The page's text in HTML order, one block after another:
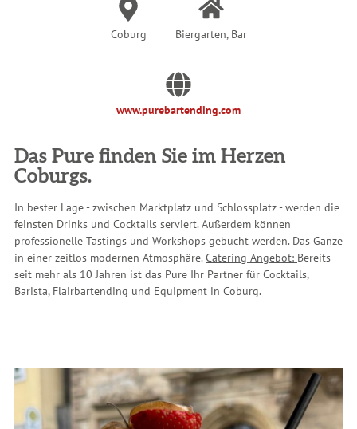
Coburg Biergarten, Bar
www.purebartending.com
Das Pure finden Sie im Herzen
Coburgs.
In bester Lage - zwischen Marktplatz und Schlossplatz - werden die
feinsten Drinks und Cocktails serviert. Außerdem können
professionelle Tastings und Workshops gebucht werden. Das Ganze
in einer zeitlos modernen Atmosphäre.Catering Angebot: Bereits
seit mehr als 10 Jahren ist das Pure Ihr Partner für Cocktails,
Barista, Flairbartending und Equipment in Coburg.